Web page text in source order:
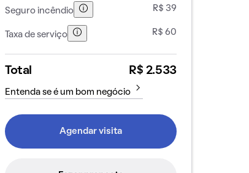
Seguro incêndio R$ 39
Taxa de serviço R$ 60
Total R$ 2.533
Entenda se é um bom negócio
Agendar visita